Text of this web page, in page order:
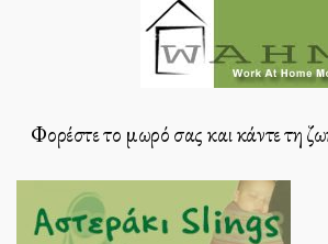
Φορέστε το μωρό σας και κάντε τη